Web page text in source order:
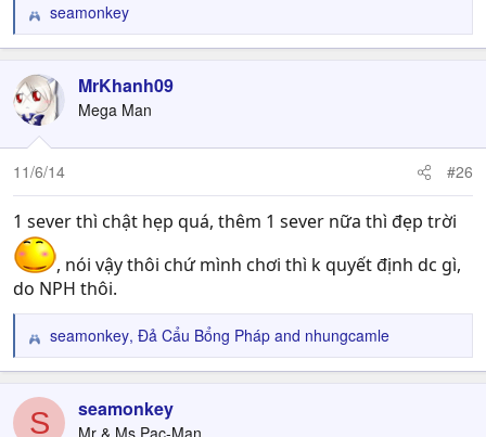
R
e
c
t
i
o
n
seamonkey
MrKhanh09
Mega Man
11/6/14 #26
1 sever thì chật hẹp quá, thêm 1 sever nữa thì đẹp trời
, nói vậy thôi chứ mình chơi thì k quyết định dc gì,
do NPH thôi.
R
e
c
seamonkey, Đả Cẩu Bổng Pháp and nhungcamle
S seamonkey
Mr & Ms Pac-Man